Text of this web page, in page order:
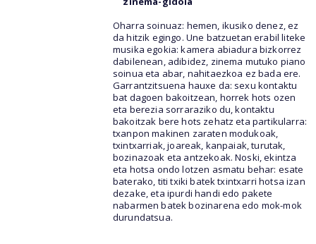
Oharra soinuaz: hemen, ikusiko denez, ez
da hitzik egingo. Une batzuetan erabil liteke
musika egokia: kamera abiadura bizkorrez
dabilenean, adibidez, zinema mutuko piano
soinua eta abar, nahitaezkoa ez bada ere.
Garrantzitsuena hauxe da: sexu kontaktu
bat dagoen bakoitzean, horrek hots ozen
eta berezia sorraraziko du, kontaktu
bakoitzak bere hots zehatz eta partikularra:
txanpon makinen zaraten modukoak,
txintxarriak, joareak, kanpaiak, turutak,
bozinazoak eta antzekoak. Noski, ekintza
eta hotsa ondo lotzen asmatu behar: esate
baterako, titi txiki batek txintxarri hotsa izan
dezake, eta ipurdi handi edo pakete
nabarmen batek bozinarena edo mok-mok
durundatsua.